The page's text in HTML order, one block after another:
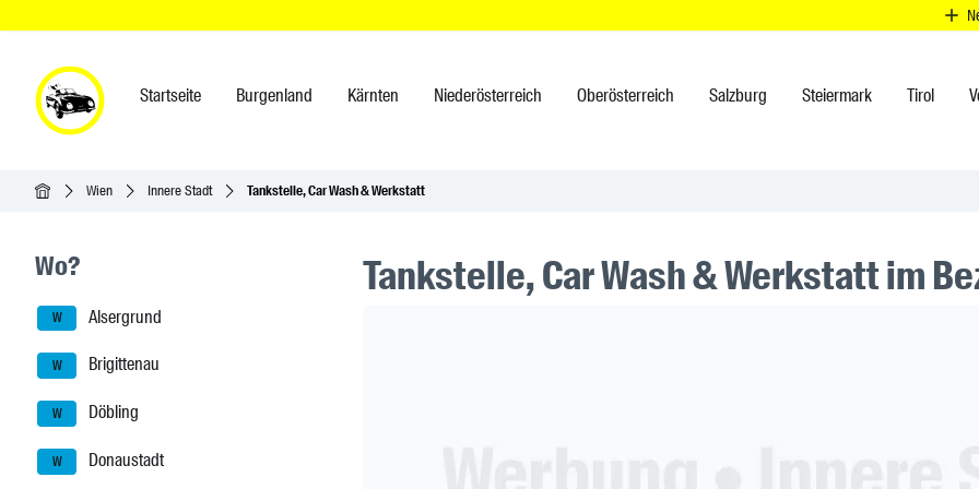
Startseite Burgenland Kärnten Niederösterreich Oberösterreich Salzburg Steiermark Tirol
StartseiteWien Innere Stadt Tankstelle, Car Wash & Werkstatt
Seitenleisten-Navigation
Wo?
W Alsergrund
W Brigittenau
W Döbling
W Donaustadt
Tankstelle, Car Wash & Werkstatt im